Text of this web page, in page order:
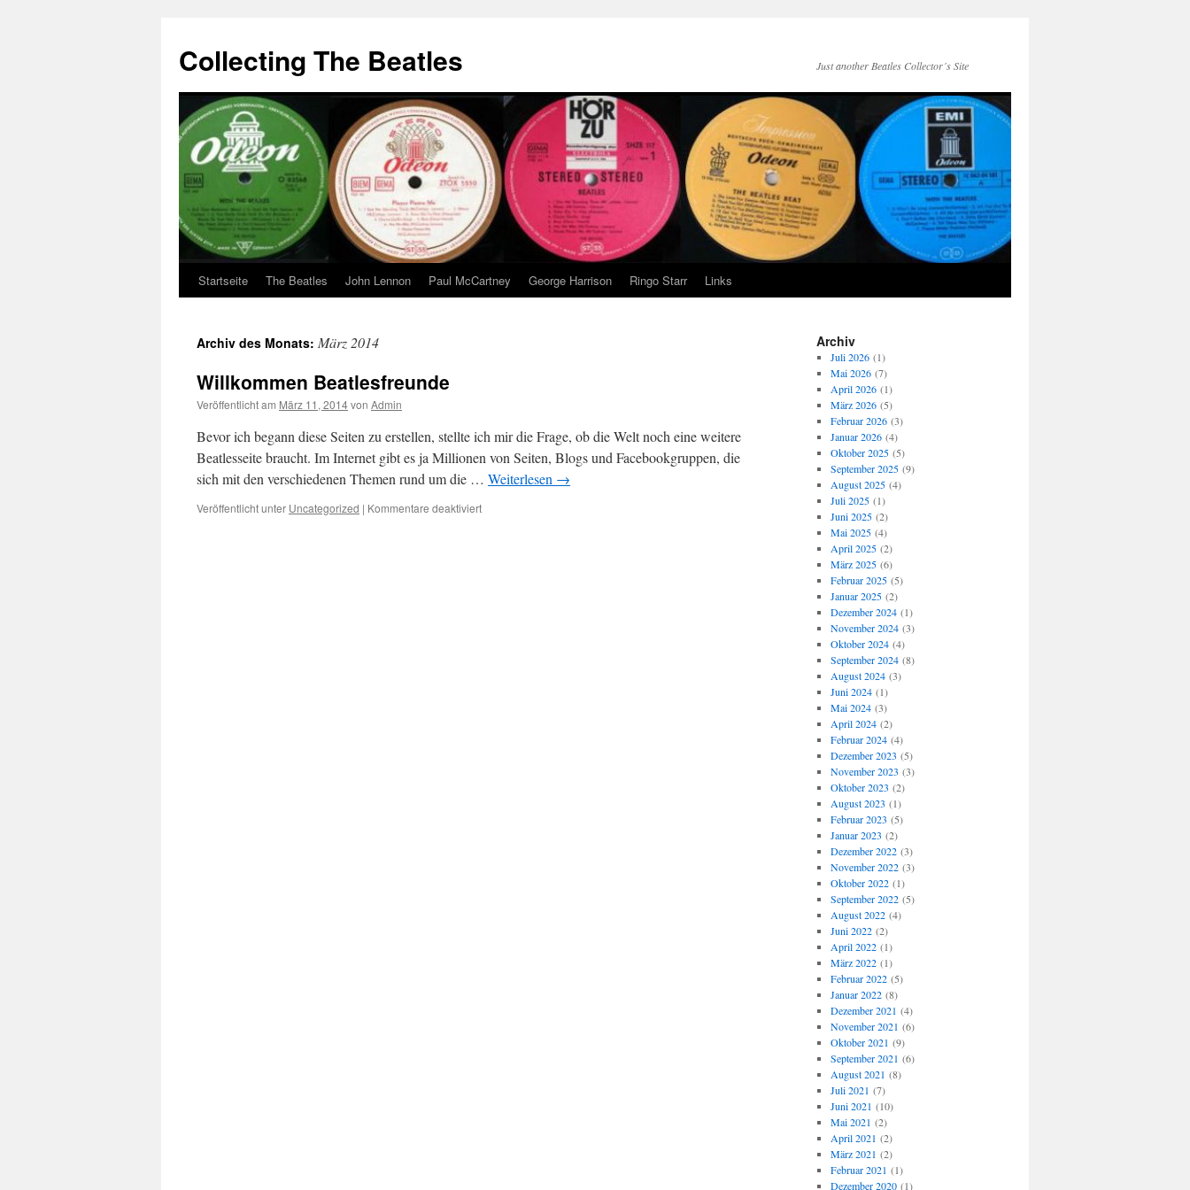
springen
Collecting The Beatles Just another Beatles Collector´s Site
Startseite The Beatles John Lennon Paul McCartney George Harrison Ringo Starr Links
Archiv des Monats: März 2014
Willkommen Beatlesfreunde
Veröffentlicht am März 11, 2014von Admin
Bevor ich begann diese Seiten zu erstellen, stellte ich mir die Frage, ob die Welt noch eine weitere
Beatlesseite braucht. Im Internet gibt es ja Millionen von Seiten, Blogs und Facebookgruppen, die
sich mit den verschiedenen Themen rund um die … Weiterlesen →
Veröffentlicht unter Uncategorized | Kommentare deaktiviertfür
Archiv
Juli 2026(1)
Mai 2026(7)
April 2026(1)
März 2026(5)
Februar 2026(3)
Januar 2026(4)
Oktober 2025(5)
September 2025(9)
August 2025(4)
Juli 2025(1)
Juni 2025(2)
Mai 2025(4)
April 2025(2)
März 2025(6)
Februar 2025(5)
Januar 2025(2)
Dezember 2024(1)
November 2024(3)
Oktober 2024(4)
September 2024(8)
August 2024(3)
Juni 2024(1)
Mai 2024(3)
April 2024(2)
Februar 2024(4)
Dezember 2023 (5)
November 2023 (3)
Oktober 2023 (2)
August 2023 (1)
Februar 2023 (5)
Januar 2023 (2)
Dezember 2022(3)
November 2022(3)
Oktober 2022(1)
September 2022(5)
August 2022(4)
Juni 2022(2)
April 2022(1)
März 2022(1)
Februar 2022(5)
Januar 2022(8)
Dezember 2021 (4)
November 2021 (6)
Oktober 2021 (9)
September 2021 (6)
August 2021 (8)
Juli 2021 (7)
Juni 2021 (10)
Mai 2021 (2)
April 2021 (2)
März 2021 (2)
Februar 2021 (1)
Dezember 2020(1)